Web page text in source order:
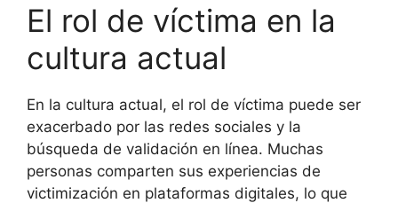
El rol de víctima en la
cultura actual
En la cultura actual, el rol de víctima puede ser
exacerbado por las redes sociales y la
búsqueda de validación en línea. Muchas
personas comparten sus experiencias de
victimización en plataformas digitales, lo que